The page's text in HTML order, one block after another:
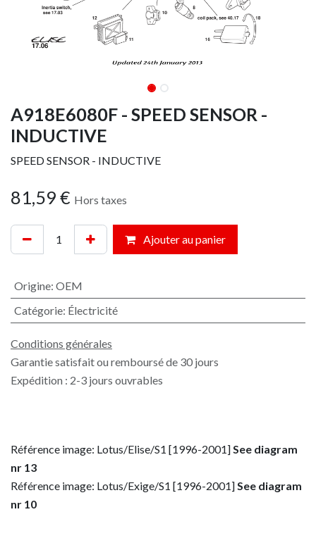
A918E6080F - SPEED SENSOR -
INDUCTIVE
SPEED SENSOR - INDUCTIVE
81,59 € Hors taxes
Ajouter au panier
Origine: OEM
Catégorie: Électricité
Conditions générales
Garantie satisfait ou remboursé de 30 jours
Expédition : 2-3 jours ouvrables
Référence image: Lotus/Elise/S1 [1996-2001]See diagram
nr 13
Référence image: Lotus/Exige/S1 [1996-2001]See diagram
nr 10